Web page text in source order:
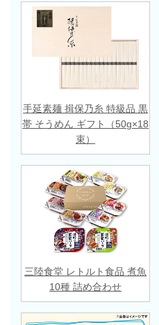
手延素麺 揖保乃糸 特級品 黒
帯 そうめん ギフト（50g×18
束）
三陸食堂 レトルト食品 煮魚
10種 詰め合わせ